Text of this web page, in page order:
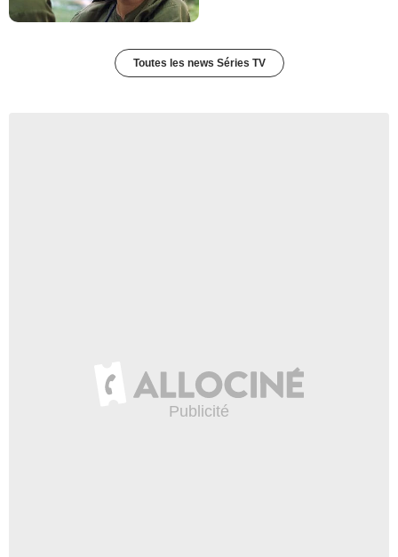
Toutes les news Séries TV